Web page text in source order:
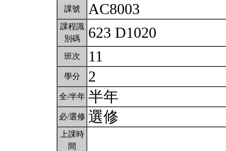
課號 AC8003
課程識
別碼
623 D1020
班次 11
學分 2
全/半年 半年
必/選修 選修
上課時
間